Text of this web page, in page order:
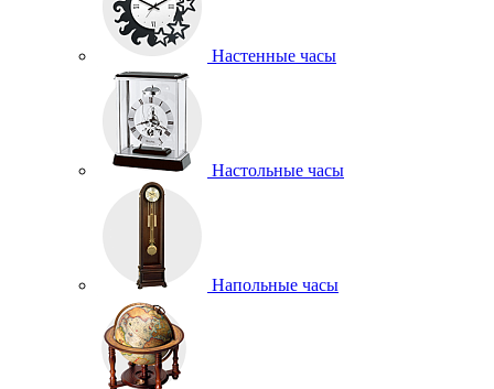
Настенные часы
Настольные часы
Напольные часы